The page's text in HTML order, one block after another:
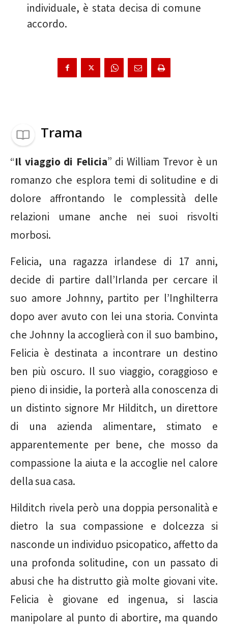
individuale, è stata decisa di comune
accordo.
Trama
“Il viaggio di Felicia” di William Trevor è un
romanzo che esplora temi di solitudine e di
dolore affrontando le complessità delle
relazioni umane anche nei suoi risvolti
morbosi.
Felicia, una ragazza irlandese di 17 anni,
decide di partire dall’Irlanda per cercare il
suo amore Johnny, partito per l’Inghilterra
dopo aver avuto con lei una storia. Convinta
che Johnny la accoglierà con il suo bambino,
Felicia è destinata a incontrare un destino
ben più oscuro. Il suo viaggio, coraggioso e
pieno di insidie, la porterà alla conoscenza di
un distinto signore Mr Hilditch, un direttore
di una azienda alimentare, stimato e
apparentemente per bene, che mosso da
compassione la aiuta e la accoglie nel calore
della sua casa.
Hilditch rivela però una doppia personalità e
dietro la sua compassione e dolcezza si
nasconde un individuo psicopatico, affetto da
una profonda solitudine, con un passato di
abusi che ha distrutto già molte giovani vite.
Felicia è giovane ed ingenua, si lascia
manipolare al punto di abortire, ma quando